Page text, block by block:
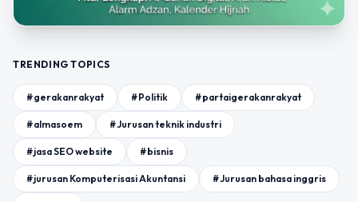
TRENDING TOPICS
#gerakanrakyat #Politik #partaigerakanrakyat
#almasoem #Jurusan teknik industri
#jasa SEO website #bisnis
#jurusan Komputerisasi Akuntansi #Jurusan bahasa inggris